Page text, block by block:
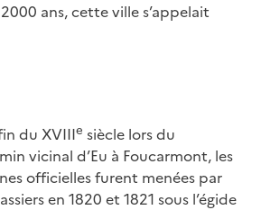
ans, cette ville s’appelait
du XVIIIe siècle lors du
vicinal d’Eu à Foucarmont, les
officielles furent menées par
en 1820 et 1821 sous l’égide